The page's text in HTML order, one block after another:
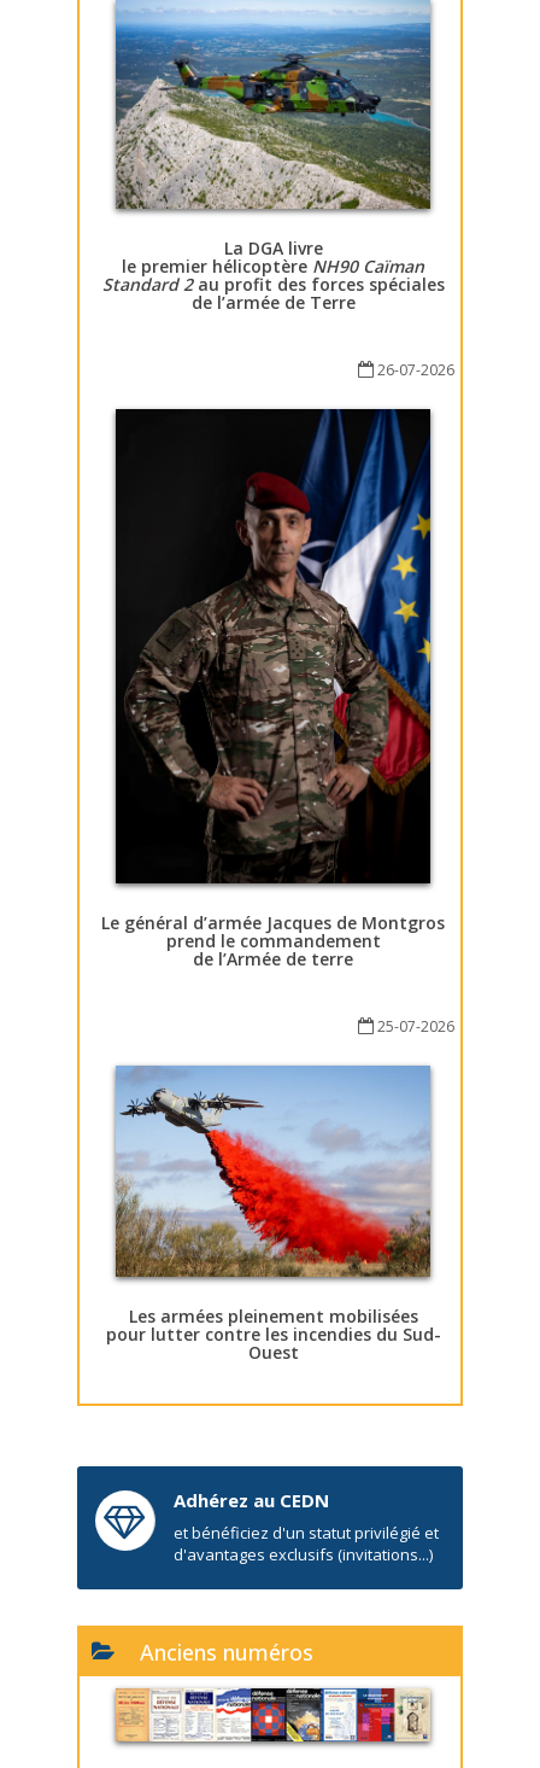
La DGA livre
le premier hélicoptère NH90 Caïman
Standard 2au profit des forces spéciales
de l’armée de Terre
26-07-2026
Le général d’armée Jacques de Montgros
prend le commandement
de l’Armée de terre
25-07-2026
Les armées pleinement mobilisées
pour lutter contre les incendies du Sud-
Ouest
Adhérez au CEDN
et bénéficiez d'un statut privilégié et
d'avantages exclusifs (invitations...)
Anciens numéros